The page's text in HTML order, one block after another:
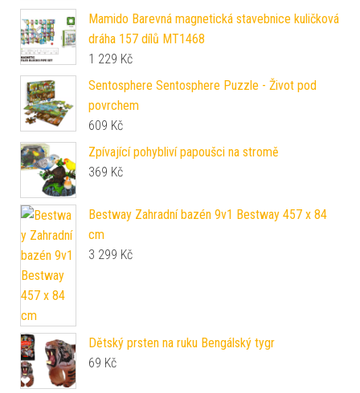
Mamido Barevná magnetická stavebnice kuličková
dráha 157 dílů MT1468
1 229 Kč
Sentosphere Sentosphere Puzzle - Život pod
povrchem
609 Kč
Zpívající pohybliví papoušci na stromě
369 Kč
Bestway Zahradní bazén 9v1 Bestway 457 x 84
cm
3 299 Kč
Dětský prsten na ruku Bengálský tygr
69 Kč